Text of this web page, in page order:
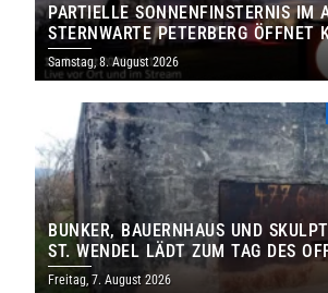
PARTIELLE SONNENFINSTERNIS IM
STERNWARTE PETERBERG ÖFFNET
IHRE TORE
Samstag, 8. August 2026
BUNKER, BAUERNHAUS UND
ST. WENDEL LÄDT ZUM TAG DES
DENKMALS EIN
Freitag, 7. August 2026